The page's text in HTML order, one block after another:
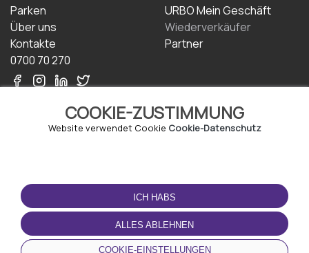
COOKIE-ZUSTIMMUNG
Website verwendet Cookie Cookie-Datenschutz
ICH HABS
ALLES ABLEHNEN
COOKIE-EINSTELLUNGEN
Parken
Über uns
Kontakte
0700 70 270
URBO Mein Geschäft
Wiederverkäufer
Partner
NUTZUNGSBEDINGUNGEN
Geschäftsbedingungen
Datenschutz-
Bestimmungen
Cookie-Richtlinie
LADEN SIE DIE APP
HERUNTER